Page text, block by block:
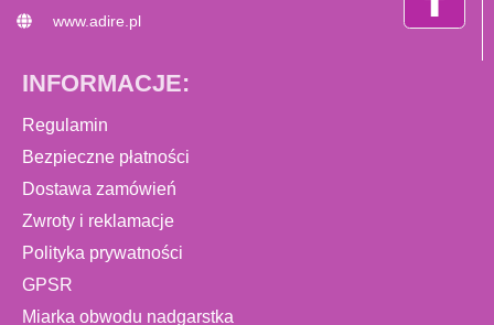
www.adire.pl
INFORMACJE:
Regulamin
Bezpieczne płatności
Dostawa zamówień
Zwroty i reklamacje
Polityka prywatności
GPSR
Miarka obwodu nadgarstka